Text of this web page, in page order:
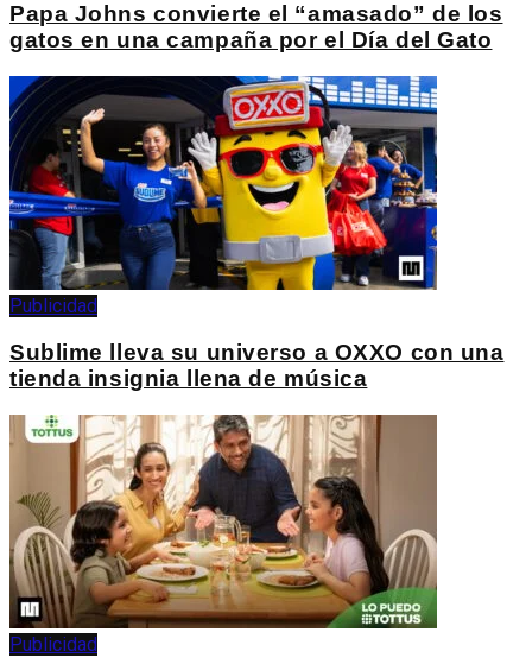
Papa Johns convierte el “amasado” de los
gatos en una campaña por el Día del Gato
Publicidad
Sublime lleva su universo a OXXO con una
tienda insignia llena de música
Publicidad